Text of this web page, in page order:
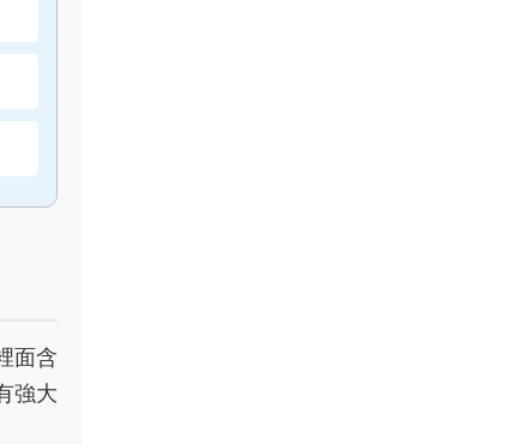
面含
強大